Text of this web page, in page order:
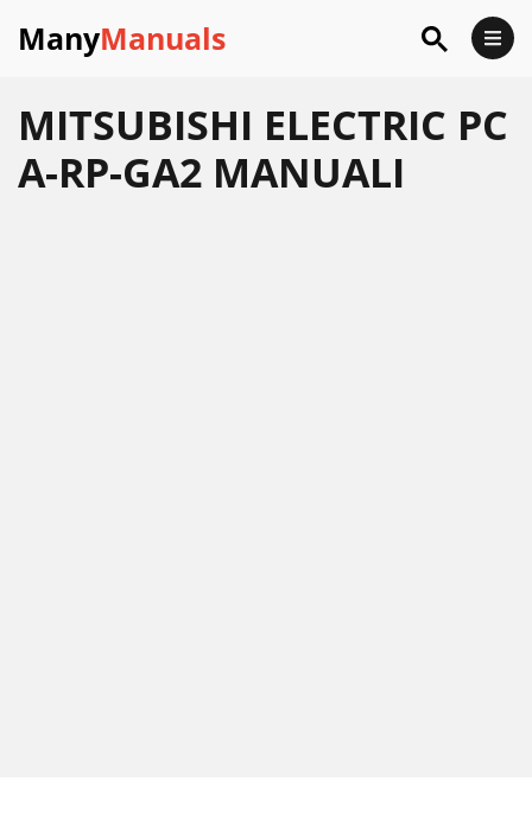
ManyManuals
MITSUBISHI ELECTRIC PC
A-RP-GA2 MANUALI